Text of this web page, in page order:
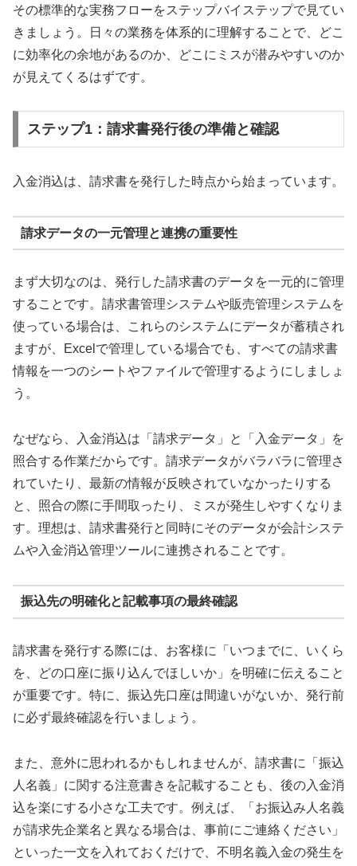
その標準的な実務フローをステップバイステップで見てい
きましょう。日々の業務を体系的に理解することで、どこ
に効率化の余地があるのか、どこにミスが潜みやすいのか
が見えてくるはずです。
ステップ1：請求書発行後の準備と確認
入金消込は、請求書を発行した時点から始まっています。
請求データの一元管理と連携の重要性
まず大切なのは、発行した請求書のデータを一元的に管理
することです。請求書管理システムや販売管理システムを
使っている場合は、これらのシステムにデータが蓄積され
ますが、Excelで管理している場合でも、すべての請求書
情報を一つのシートやファイルで管理するようにしましょ
う。
なぜなら、入金消込は「請求データ」と「入金データ」を
照合する作業だからです。請求データがバラバラに管理さ
れていたり、最新の情報が反映されていなかったりする
と、照合の際に手間取ったり、ミスが発生しやすくなりま
す。理想は、請求書発行と同時にそのデータが会計システ
ムや入金消込管理ツールに連携されることです。
振込先の明確化と記載事項の最終確認
請求書を発行する際には、お客様に「いつまでに、いくら
を、どの口座に振り込んでほしいか」を明確に伝えること
が重要です。特に、振込先口座は間違いがないか、発行前
に必ず最終確認を行いましょう。
また、意外に思われるかもしれませんが、請求書に「振込
人名義」に関する注意書きを記載することも、後の入金消
込を楽にする小さな工夫です。例えば、「お振込み人名義
が請求先企業名と異なる場合は、事前にご連絡ください」
といった一文を入れておくだけで、不明名義入金の発生を